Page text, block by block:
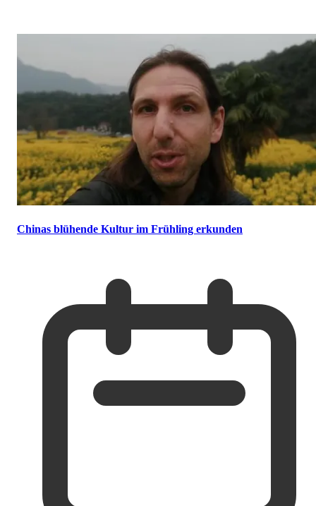
Chinas blühende Kultur im Frühling erkunden